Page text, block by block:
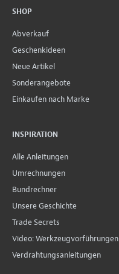
SHOP
Abverkauf
Geschenkideen
Neue Artikel
Sonderangebote
Einkaufen nach Marke
INSPIRATION
Alle Anleitungen
Umrechnungen
Bundrechner
Unsere Geschichte
Trade Secrets
Video: Werkzeugvorführungen
Verdrahtungsanleitungen